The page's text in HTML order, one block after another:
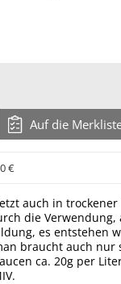
Auf die
€
auch in
die
es entstehen
braucht auch nur
ca. 20g per